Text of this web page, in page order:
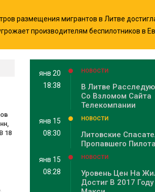
размещения мигрантов в Литве
производителям беспилотников в
18
янв 20
18:38
НОВОСТИ
В Литве
Со Взломом Сайта
Телекомпании
янв 15
08:30
НОВОСТИ
Литовские
Пропавшего
янв 15
08:28
НОВОСТИ
Уровень Цен На
Достиг В 2017 Году